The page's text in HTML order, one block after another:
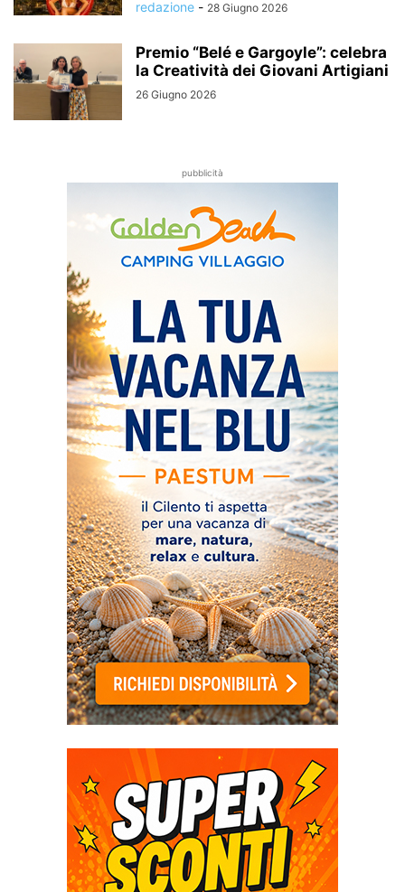
redazione - 28 Giugno 2026
Premio “Belé e Gargoyle”: celebra
la Creatività dei Giovani Artigiani
26 Giugno 2026
pubblicità